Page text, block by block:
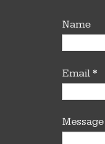
Name
Email*
Message